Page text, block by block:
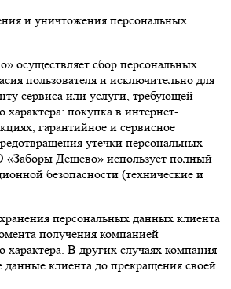
и уничтожения персональных
осуществляет сбор персональных
пользователя и исключительно для
сервиса или услуги, требующей
покупка в интернет-
гарантийное и сервисное
утечки персональных
Дешево» использует полный
безопасности (технические и
персональных данных клиента
получения компанией
характера. В других случаях компания
данные клиента до прекращения своей